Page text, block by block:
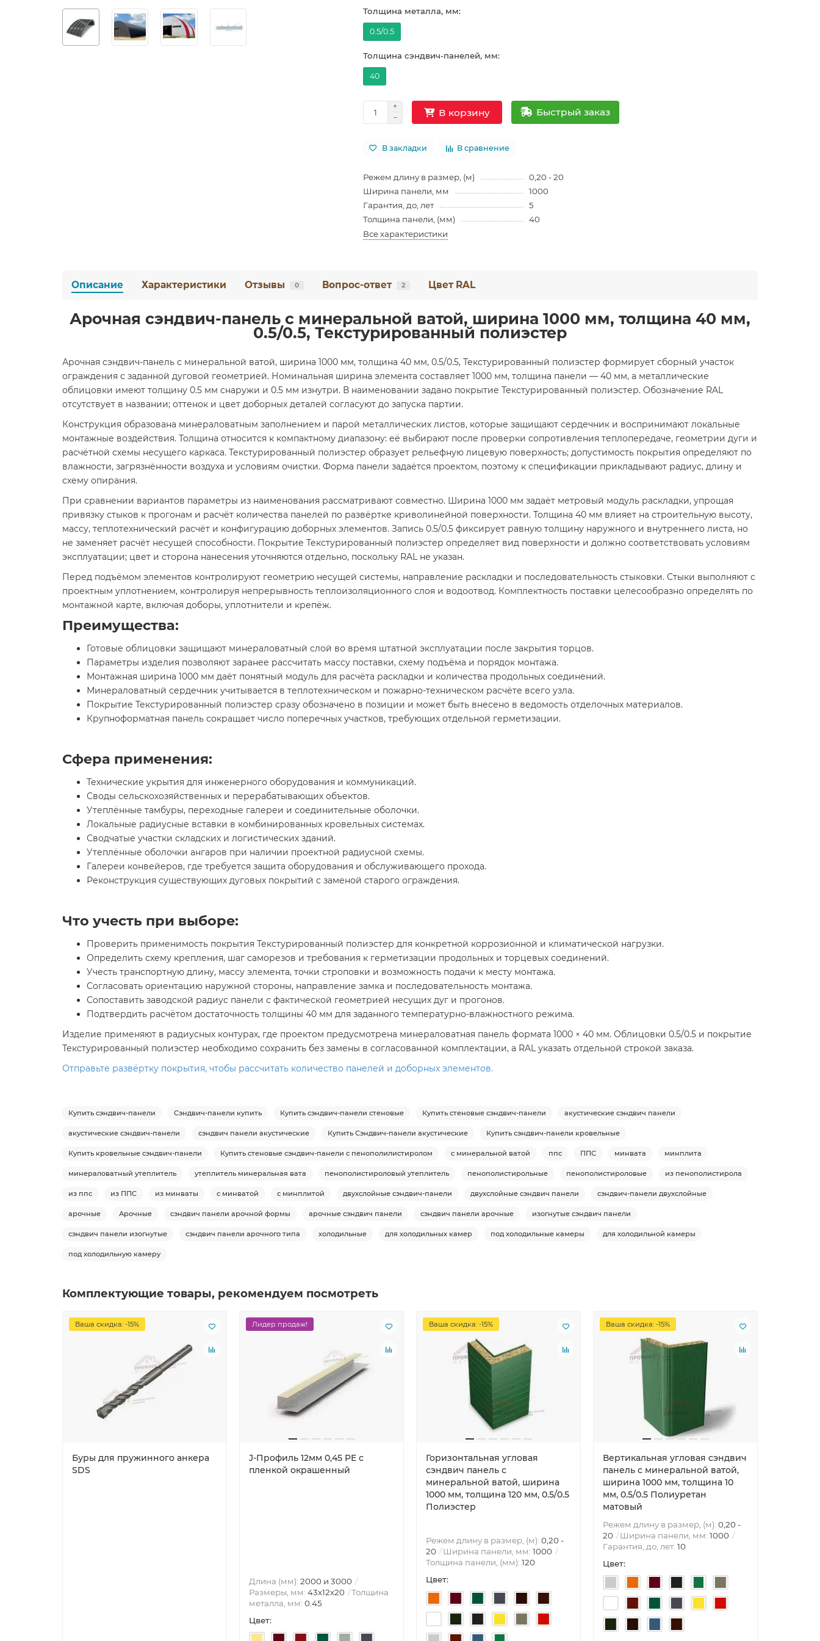
Толщина металла, мм:
0.5/0.5
Толщина сэндвич-панелей, мм:
40
В корзину Быстрый заказ
В закладки В сравнение
Режем длину в размер, (м)
0,20 - 20
Ширина панели, мм
1000
Гарантия, до, лет
5
Толщина панели, (мм)
40
Все характеристики
Описание Характеристики Отзывы 0 Вопрос-ответ 2 Цвет RAL
Арочная сэндвич-панель с минеральной ватой, ширина 1000 мм, толщина 40 мм,
0.5/0.5, Текстурированный полиэстер
Арочная сэндвич-панель с минеральной ватой, ширина 1000 мм, толщина 40 мм, 0.5/0.5, Текстурированный полиэстер формирует сборный участок
ограждения с заданной дуговой геометрией. Номинальная ширина элемента составляет 1000 мм, толщина панели — 40 мм, а металлические
облицовки имеют толщину 0.5 мм снаружи и 0.5 мм изнутри. В наименовании задано покрытие Текстурированный полиэстер. Обозначение RAL
отсутствует в названии; оттенок и цвет доборных деталей согласуют до запуска партии.
Конструкция образована минераловатным заполнением и парой металлических листов, которые защищают сердечник и воспринимают локальные
монтажные воздействия. Толщина относится к компактному диапазону: её выбирают после проверки сопротивления теплопередаче, геометрии дуги и
расчётной схемы несущего каркаса. Текстурированный полиэстер образует рельефную лицевую поверхность; допустимость покрытия определяют по
влажности, загрязнённости воздуха и условиям очистки. Форма панели задаётся проектом, поэтому к спецификации прикладывают радиус, длину и
схему опирания.
При сравнении вариантов параметры из наименования рассматривают совместно. Ширина 1000 мм задаёт метровый модуль раскладки, упрощая
привязку стыков к прогонам и расчёт количества панелей по развёртке криволинейной поверхности. Толщина 40 мм влияет на строительную высоту,
массу, теплотехнический расчёт и конфигурацию доборных элементов. Запись 0.5/0.5 фиксирует равную толщину наружного и внутреннего листа, но
не заменяет расчёт несущей способности. Покрытие Текстурированный полиэстер определяет вид поверхности и должно соответствовать условиям
эксплуатации; цвет и сторона нанесения уточняются отдельно, поскольку RAL не указан.
Перед подъёмом элементов контролируют геометрию несущей системы, направление раскладки и последовательность стыковки. Стыки выполняют с
проектным уплотнением, контролируя непрерывность теплоизоляционного слоя и водоотвод. Комплектность поставки целесообразно определять по
монтажной карте, включая доборы, уплотнители и крепёж.
Преимущества:
Готовые облицовки защищают минераловатный слой во время штатной эксплуатации после закрытия торцов.
Параметры изделия позволяют заранее рассчитать массу поставки, схему подъёма и порядок монтажа.
Монтажная ширина 1000 мм даёт понятный модуль для расчёта раскладки и количества продольных соединений.
Минераловатный сердечник учитывается в теплотехническом и пожарно-техническом расчёте всего узла.
Покрытие Текстурированный полиэстер сразу обозначено в позиции и может быть внесено в ведомость отделочных материалов.
Крупноформатная панель сокращает число поперечных участков, требующих отдельной герметизации.
Сфера применения:
Технические укрытия для инженерного оборудования и коммуникаций.
Своды сельскохозяйственных и перерабатывающих объектов.
Утеплённые тамбуры, переходные галереи и соединительные оболочки.
Локальные радиусные вставки в комбинированных кровельных системах.
Сводчатые участки складских и логистических зданий.
Утеплённые оболочки ангаров при наличии проектной радиусной схемы.
Галереи конвейеров, где требуется защита оборудования и обслуживающего прохода.
Реконструкция существующих дуговых покрытий с заменой старого ограждения.
Что учесть при выборе:
Проверить применимость покрытия Текстурированный полиэстер для конкретной коррозионной и климатической нагрузки.
Определить схему крепления, шаг саморезов и требования к герметизации продольных и торцевых соединений.
Учесть транспортную длину, массу элемента, точки строповки и возможность подачи к месту монтажа.
Согласовать ориентацию наружной стороны, направление замка и последовательность монтажа.
Сопоставить заводской радиус панели с фактической геометрией несущих дуг и прогонов.
Подтвердить расчётом достаточность толщины 40 мм для заданного температурно-влажностного режима.
Изделие применяют в радиусных контурах, где проектом предусмотрена минераловатная панель формата 1000 × 40 мм. Облицовки 0.5/0.5 и покрытие
Текстурированный полиэстер необходимо сохранить без замены в согласованной комплектации, а RAL указать отдельной строкой заказа.
Отправьте развёртку покрытия, чтобы рассчитать количество панелей и доборных элементов.
Купить сэндвич-панели Сэндвич-панели купить Купить сэндвич-панели стеновые Купить стеновые сэндвич-панели акустические сэндвич панели
акустические сэндвич-панели сэндвич панели акустические Купить Сэндвич-панели акустические Купить сэндвич-панели кровельные
Купить кровельные сэндвич-панели Купить стеновые сэндвич-панели с пенополилистиролом с минеральной ватой ппс ППС минвата минплита
минераловатный утеплитель утеплитель минеральная вата пенополистироловый утеплитель пенополистирольные пенополистироловые из пенополистирола
из ппс из ППС из минваты с минватой с минплитой двухслойные сэндвич-панели двухслойные сэндвич панели сэндвич-панели двухслойные
арочные Арочные сэндвич панели арочной формы арочные сэндвич панели сэндвич панели арочные изогнутые сэндвич панели
сэндвич панели изогнутые сэндвич панели арочного типа холодильные для холодильных камер под холодильные камеры для холодильной камеры
под холодильную камеру
Комплектующие товары, рекомендуем посмотреть
Ваша скидка: -15%
Буры для пружинного анкера
SDS
Лидер продаж!
J-Профиль 12мм 0,45 PE с
пленкой окрашенный
Длина (мм): 2000 и 3000
Размеры, мм: 43х12х20
Толщина
металла, мм: 0.45
Цвет:
Ваша скидка: -15%
Горизонтальная угловая
сэндвич панель с
минеральной ватой, ширина
1000 мм, толщина 120 мм, 0.5/0.5
Полиэстер
Режем длину в размер, (м): 0,20 -
20
Ширина панели, мм: 1000
Толщина панели, (мм): 120
Цвет:
Ваша скидка: -15%
Вертикальная угловая сэндвич
панель с минеральной ватой,
ширина 1000 мм, толщина 10
мм, 0.5/0.5 Полиуретан
матовый
Режем длину в размер, (м): 0,20 -
20
Ширина панели, мм: 1000
Гарантия, до, лет: 10
Цвет: